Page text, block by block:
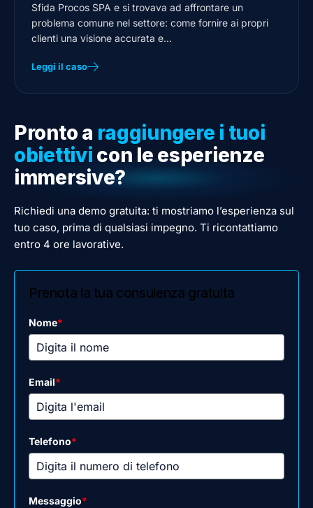
Sfida Procos SPA e si trovava ad affrontare un
problema comune nel settore: come fornire ai propri
clienti una visione accurata e…
Leggi il caso
Pronto a raggiungere i tuoi
obiettivi con le esperienze
immersive?
Richiedi una demo gratuita: ti mostriamo l’esperienza sul
tuo caso, prima di qualsiasi impegno. Ti ricontattiamo
entro 4 ore lavorative.
Prenota la tua consulenza gratuita
Nome*
Email*
Telefono*
Messaggio*